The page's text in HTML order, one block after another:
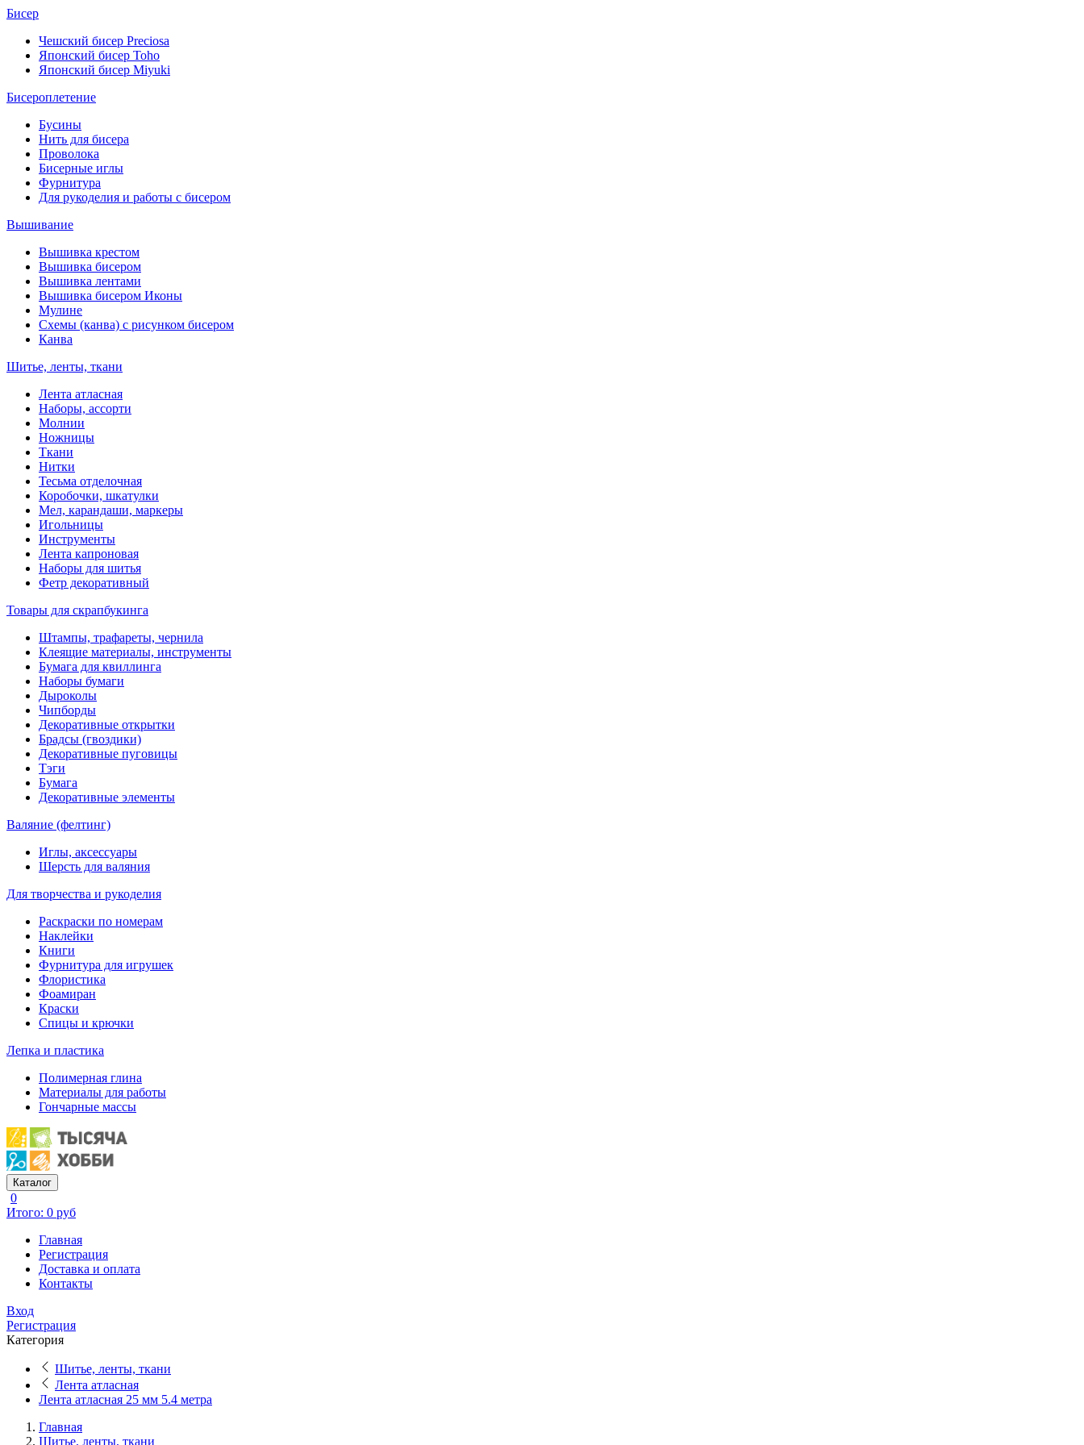
Бисер
Чешский бисер Preciosa
Японский бисер Toho
Японский бисер Miyuki
Бисероплетение
Бусины
Нить для бисера
Проволока
Бисерные иглы
Фурнитура
Для рукоделия и работы с бисером
Вышивание
Вышивка крестом
Вышивка бисером
Вышивка лентами
Вышивка бисером Иконы
Мулине
Схемы (канва) с рисунком бисером
Канва
Шитье, ленты, ткани
Лента атласная
Наборы, ассорти
Молнии
Ножницы
Ткани
Нитки
Тесьма отделочная
Коробочки, шкатулки
Мел, карандаши, маркеры
Игольницы
Инструменты
Лента капроновая
Наборы для шитья
Фетр декоративный
Товары для скрапбукинга
Штампы, трафареты, чернила
Клеящие материалы, инструменты
Бумага для квиллинга
Наборы бумаги
Дыроколы
Чипборды
Декоративные открытки
Брадсы (гвоздики)
Декоративные пуговицы
Тэги
Бумага
Декоративные элементы
Валяние (фелтинг)
Иглы, аксессуары
Шерсть для валяния
Для творчества и рукоделия
Раскраски по номерам
Наклейки
Книги
Фурнитура для игрушек
Флористика
Фоамиран
Краски
Спицы и крючки
Лепка и пластика
Полимерная глина
Материалы для работы
Гончарные массы
Каталог
0
Итого: 0 руб
Главная
Регистрация
Доставка и оплата
Контакты
Вход
Регистрация
Категория
Шитье, ленты, ткани
Лента атласная
Лента атласная 25 мм 5.4 метра
Главная
Шитье, ленты, ткани